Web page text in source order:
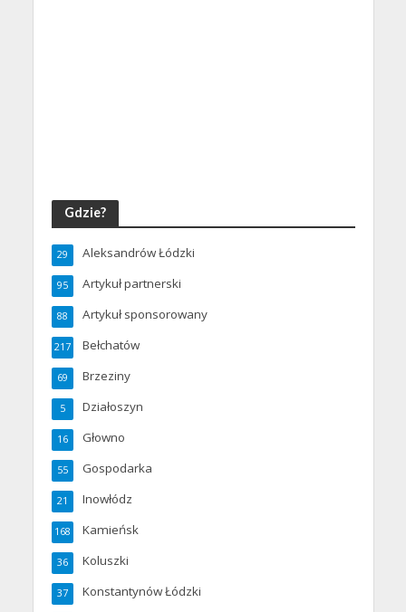
Gdzie?
Aleksandrów Łódzki
29
Artykuł partnerski
95
Artykuł sponsorowany
88
Bełchatów
217
Brzeziny
69
Działoszyn
5
Głowno
16
Gospodarka
55
Inowłódz
21
Kamieńsk
168
Koluszki
36
Konstantynów Łódzki
37